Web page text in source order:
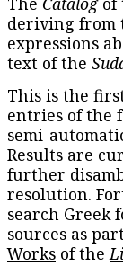
deriving from
expressions
text of the
This is the
entries of the
semi-
Results are
further
resolution.
search Greek
sources as
Works of the